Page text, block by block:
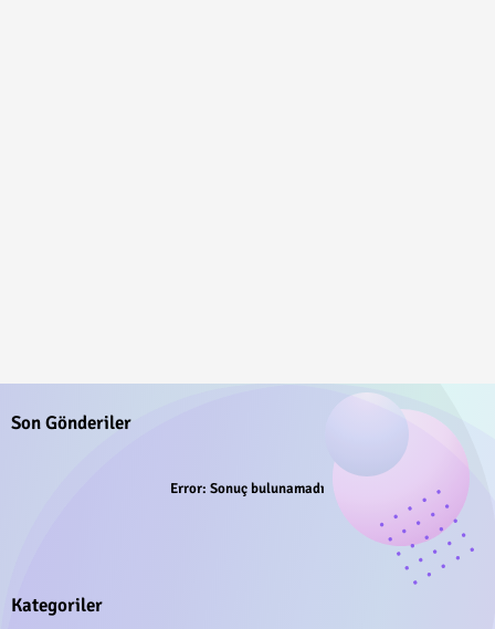
Son Gönderiler
Error: Sonuç bulunamadı
Kategoriler